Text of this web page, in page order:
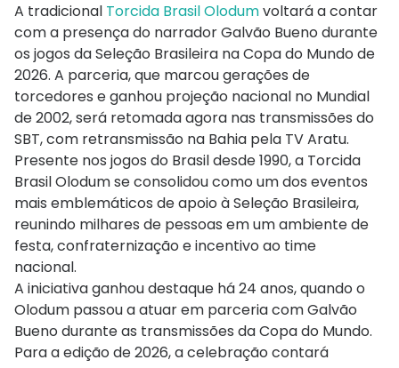
A tradicional Torcida Brasil Olodumvoltará a contar
com a presença do narrador Galvão Bueno durante
os jogos da Seleção Brasileira na Copa do Mundo de
2026. A parceria, que marcou gerações de
torcedores e ganhou projeção nacional no Mundial
de 2002, será retomada agora nas transmissões do
SBT, com retransmissão na Bahia pela TV Aratu.
Presente nos jogos do Brasil desde 1990, a Torcida
Brasil Olodum se consolidou como um dos eventos
mais emblemáticos de apoio à Seleção Brasileira,
reunindo milhares de pessoas em um ambiente de
festa, confraternização e incentivo ao time
nacional.
A iniciativa ganhou destaque há 24 anos, quando o
Olodum passou a atuar em parceria com Galvão
Bueno durante as transmissões da Copa do Mundo.
Para a edição de 2026, a celebração contará